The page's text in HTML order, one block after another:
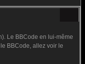
Le BBCode en lui-même
BBCode, allez voir le